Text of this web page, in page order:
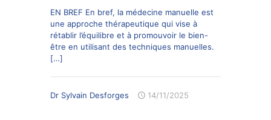
EN BREF En bref, la médecine manuelle est
une approche thérapeutique qui vise à
rétablir l’équilibre et à promouvoir le bien-
être en utilisant des techniques manuelles.
[…]
Dr Sylvain Desforges 14/11/2025